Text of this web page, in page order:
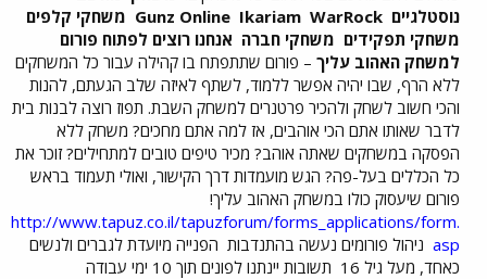
נוסטלגיים
Ikariam WarRock
משחקי קלפים
משחקי תפקידים משחקי חברה אנחנו רוצים לפתוח פורום
למשחק האהוב עליך – פורום שתתפתח בו קהילה עבור כל המשחקים
ללא הרף, שבו יהיה אפשר ללמוד, לשתף לאיזה שלב הגעתם, להנות
והכי חשוב לשחק ולהכיר פרטנרים למשחק השבת. תפוז רוצה לבנות בית
לדבר שאותו אתם הכי אוהבים, אז למה אתם מחכים? משחק ללא
הפסקה במשחקים שאתה אוהב? מכיר טיפים טובים למתחילים? זוכר את
כל הכללים בעל-פה? הגש מועמדות דרך הקישור, ואולי תעמוד בראש
פורום שיעסוק כולו במשחק האהוב עליך!
http://www.tapuz.co.il/tapuzforum/forms_applications/form.
asp ניהול פורומים נעשה בהתנדבות הפנייה מיועדת לגברים ולנשים
כאחד, מעל גיל 16
תשובות יינתנו לפונים תוך 10 ימי עבודה